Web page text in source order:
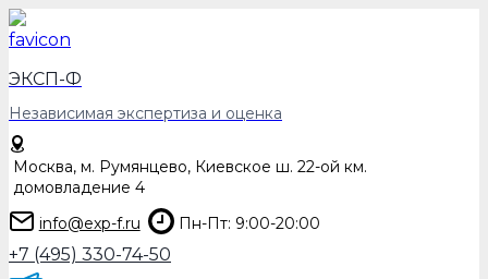
Перейти
к
содержимому
ЭКСП-Ф
Независимая экспертиза и оценка
Москва, м. Румянцево, Киевское ш. 22-ой км.
домовладение 4
info@exp-f.ru
Пн-Пт: 9:00-20:00
+7 (495) 330-74-50